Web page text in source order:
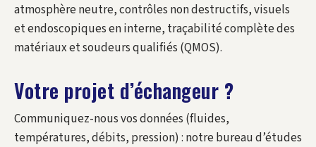
atmosphère neutre, contrôles non destructifs, visuels
et endoscopiques en interne, traçabilité complète des
matériaux et soudeurs qualifiés (QMOS).
Votre projet d’échangeur ?
Communiquez-nous vos données (fluides,
températures, débits, pression) : notre bureau d’études